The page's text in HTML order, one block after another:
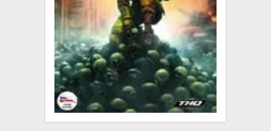
XZONE KLUB
TCG & BOARDGAME HUB
VÝKUP HER (BAZAR)